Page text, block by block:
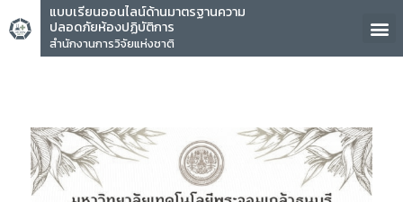
แบบเรียนออนไลน์ด้านมาตรฐานความ
ปลอดภัยห้องปฏิบัติการ
สำนักงานการวิจัยแห่งชาติ